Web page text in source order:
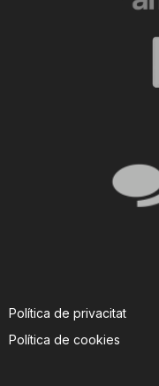
Política de privacitat
Política de cookies